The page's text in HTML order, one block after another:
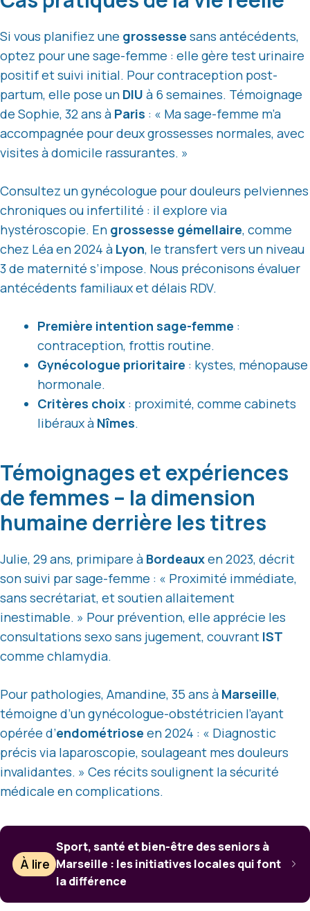
Si vous planifiez une grossesse sans antécédents,
optez pour une sage-femme : elle gère test urinaire
positif et suivi initial. Pour contraception post-
partum, elle pose un DIU à 6 semaines. Témoignage
de Sophie, 32 ans à Paris : « Ma sage-femme m’a
accompagnée pour deux grossesses normales, avec
visites à domicile rassurantes. »
Consultez un gynécologue pour douleurs pelviennes
chroniques ou infertilité : il explore via
hystéroscopie. En grossesse gémellaire, comme
chez Léa en 2024 à Lyon, le transfert vers un niveau
3 de maternité s’impose. Nous préconisons évaluer
antécédents familiaux et délais RDV.
Première intention sage-femme :
contraception, frottis routine.
Gynécologue prioritaire : kystes, ménopause
hormonale.
Critères choix : proximité, comme cabinets
libéraux à Nîmes.
Témoignages et expériences
de femmes – la dimension
humaine derrière les titres
Julie, 29 ans, primipare à Bordeauxen 2023, décrit
son suivi par sage-femme : « Proximité immédiate,
sans secrétariat, et soutien allaitement
inestimable. » Pour prévention, elle apprécie les
consultations sexo sans jugement, couvrant IST
comme chlamydia.
Pour pathologies, Amandine, 35 ans à Marseille,
témoigne d’un gynécologue-obstétricien l’ayant
opérée d’endométriose en 2024 : « Diagnostic
précis via laparoscopie, soulageant mes douleurs
invalidantes. » Ces récits soulignent la sécurité
médicale en complications.
À lire
Sport, santé et bien-être des seniors à
Marseille : les initiatives locales qui font
la différence